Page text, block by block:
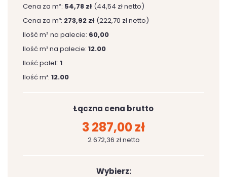
Cena za m²: 54,78 zł (44,54 zł netto)
Cena za m³: 273,92 zł (222,70 zł netto)
Ilość m² na palecie: 60,00
Ilość m³ na palecie: 12.00
Ilość palet: 1
Ilość m³: 12.00
Łączna cena brutto
3 287,00 zł
2 672,36 zł netto
Wybierz: